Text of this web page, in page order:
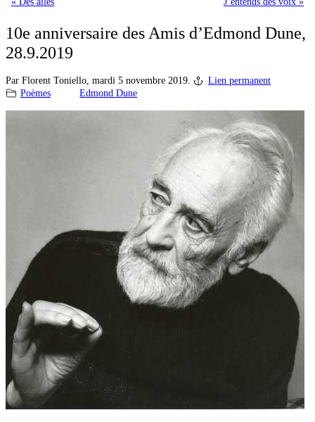
10e anniversaire des Amis d’Edmond Dune,
28.9.2019
Par Florent Toniello, mardi 5 novembre 2019.
Lien permanent
Poèmes
Edmond Dune